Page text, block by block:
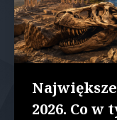
2026. Co